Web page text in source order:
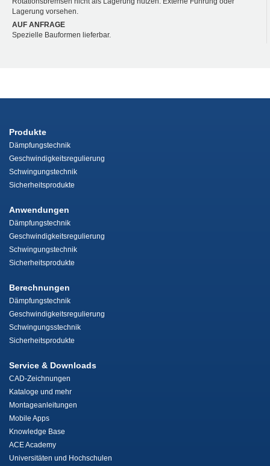
Lagerung vorsehen.
AUF ANFRAGE
Spezielle Bauformen lieferbar.
Produkte
Dämpfungstechnik
Geschwindigkeitsregulierung
Schwingungstechnik
Sicherheitsprodukte
Anwendungen
Dämpfungstechnik
Geschwindigkeitsregulierung
Schwingungstechnik
Sicherheitsprodukte
Berechnungen
Dämpfungstechnik
Geschwindigkeitsregulierung
Schwingungsstechnik
Sicherheitsprodukte
Service & Downloads
CAD-Zeichnungen
Kataloge und mehr
Montageanleitungen
Mobile Apps
Knowledge Base
ACE Academy
Universitäten und Hochschulen